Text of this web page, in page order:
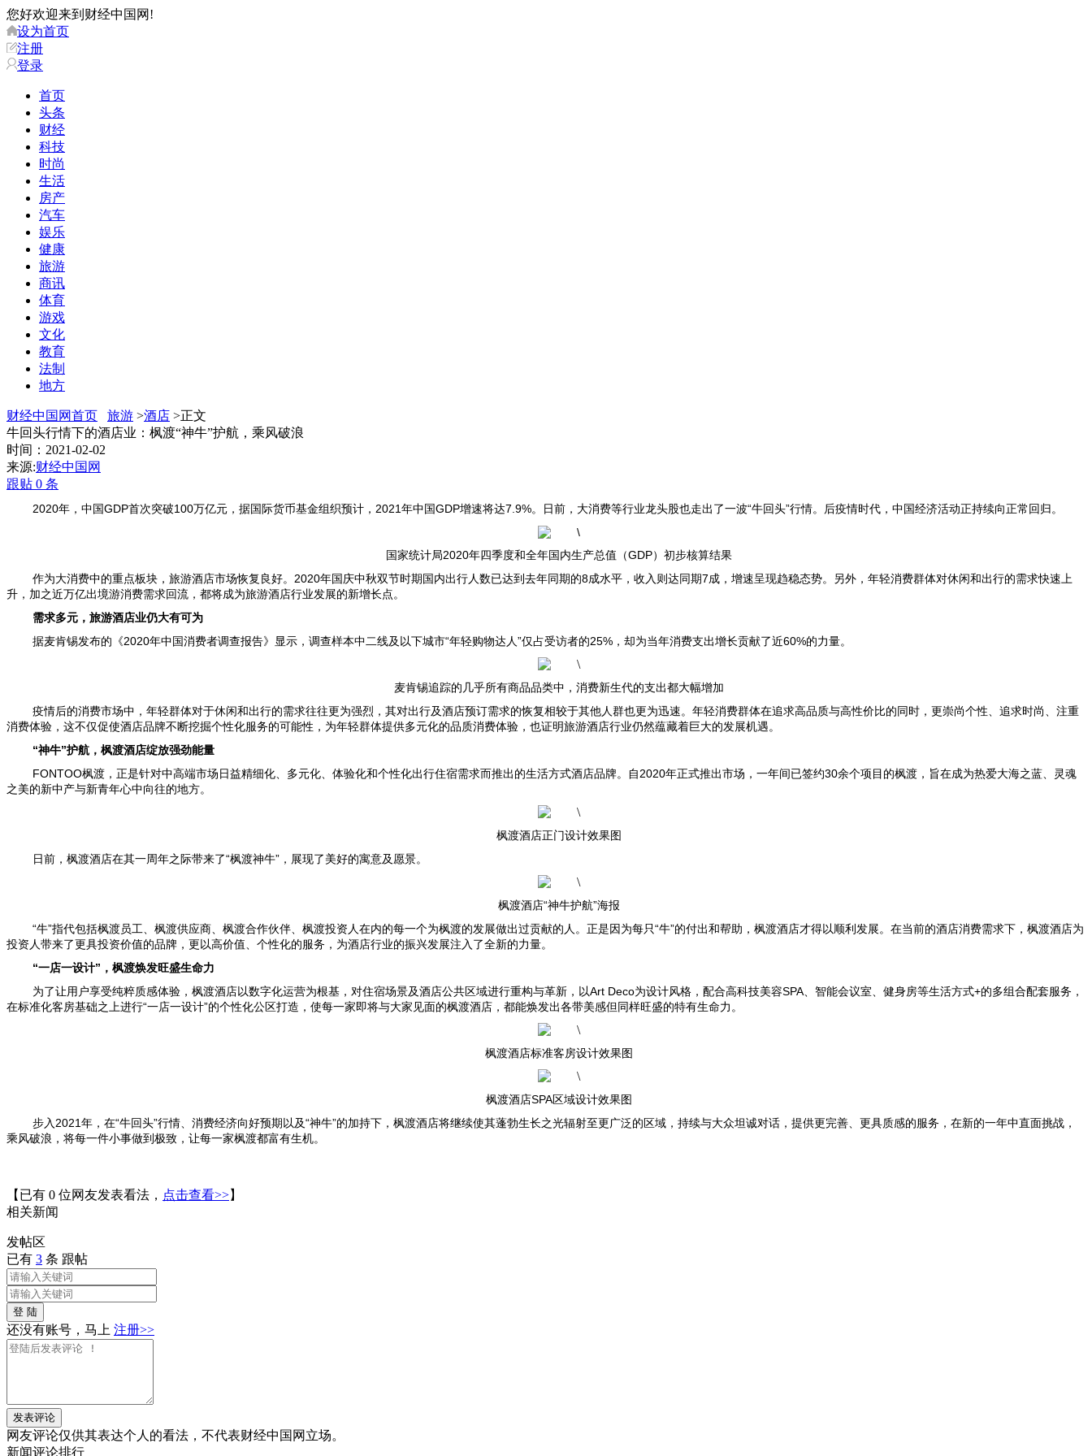
您好欢迎来到财经中国网!
设为首页
注册
登录
首页
头条
财经
科技
时尚
生活
房产
汽车
娱乐
健康
旅游
商讯
体育
游戏
文化
教育
法制
地方
财经中国网首页 旅游 >酒店 >正文
牛回头行情下的酒店业：枫渡“神牛”护航，乘风破浪
时间：2021-02-02
来源:财经中国网
跟贴 0 条
2020年，中国GDP首次突破100万亿元，据国际货币基金组织预计， 2021年中国GDP增速将达7.9%。日前，大消费等行业龙头股也走出了一波“牛回头”行情。后疫情时代，中国经济活动正持续向正常回归。
国家统计局2020年四季度和全年国内生产总值（GDP）初步核算结果
作为大消费中的重点板块，旅游酒店市场恢复良好。 2020年国庆中秋双节时期国内出行人数已达到去年同期的8成水平，收入则达同期7成，增速呈现趋稳态势。另外，年轻消费群体对休闲和出行的需求快速上
升，加之近万亿出境游消费需求回流，都将成为旅游酒店行业发展的新增长点。
需求多元，旅游酒店业仍大有可为
据麦肯锡发布的《2020年中国消费者调查报告》显示，调查样本中二线及以下城市“年轻购物达人”仅占受访者的25% ，却为当年消费支出增长贡献了近60%的力量。
麦肯锡追踪的几乎所有商品品类中，消费新生代的支出都大幅增加
疫情后的消费市场中，年轻群体对于休闲和出行的需求往往更为强烈，其对出行及酒店预订需求的恢复相较于其他人群也更为迅速。年轻消费群体在追求高品质与高性价比的同时，更崇尚个性、追求时尚、注重
消费体验，这不仅促使酒店品牌不断挖掘个性化服务的可能性，为年轻群体提供多元化的品质消费体验，也证明旅游酒店行业仍然蕴藏着巨大的发展机遇。
“神牛”护航，枫渡酒店绽放强劲能量
FONTOO枫渡，正是针对中高端市场日益精细化、多元化、体验化和个性化出行住宿需求而推出的生活方式酒店品牌。自2020年正式推出市场，一年间已签约30余个项目的枫渡，旨在成为热爱大海之蓝、灵魂
之美的新中产与新青年心中向往的地方。
枫渡酒店正门设计效果图
日前，枫渡酒店在其一周年之际带来了“枫渡神牛”，展现了美好的寓意及愿景。
枫渡酒店“神牛护航”海报
“牛”指代包括枫渡员工、枫渡供应商、枫渡合作伙伴、枫渡投资人在内的每一个为枫渡的发展做出过贡献的人。正是因为每只“牛”的付出和帮助，枫渡酒店才得以顺利发展。在当前的酒店消费需求下，枫渡酒店为
投资人带来了更具投资价值的品牌，更以高价值、个性化的服务，为酒店行业的振兴发展注入了全新的力量。
“一店一设计”，枫渡焕发旺盛生命力
为了让用户享受纯粹质感体验，枫渡酒店以数字化运营为根基，对住宿场景及酒店公共区域进行重构与革新，以Art Deco为设计风格，配合高科技美容SPA 、智能会议室、健身房等生活方式+的多组合配套服务，
在标准化客房基础之上进行“一店一设计”的个性化公区打造，使每一家即将与大家见面的枫渡酒店，都能焕发出各带美感但同样旺盛的特有生命力。
枫渡酒店标准客房设计效果图
枫渡酒店SPA区域设计效果图
步入 2021年，在“牛回头”行情、消费经济向好预期以及“神牛”的加持下，枫渡酒店将继续使其蓬勃生长之光辐射至更广泛的区域，持续与大众坦诚对话，提供更完善、更具质感的服务，在新的一年中直面挑战，
乘风破浪，将每一件小事做到极致，让每一家枫渡都富有生机。
【已有 0 位网友发表看法， 点击查看>>】
相关新闻
发帖区
已有 3 条 跟帖
登 陆
还没有账号，马上 注册>>
发表评论
网友评论仅供其表达个人的看法，不代表财经中国网立场。
新闻评论排行